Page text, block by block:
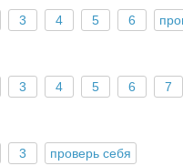
3 4 5 6
3 4 5 6 7
3 проверь себя